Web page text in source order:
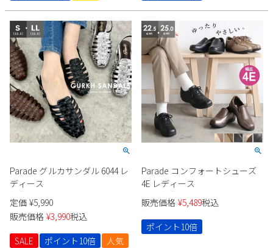
Parade グルカサンダル 6044 レ
ディース
定価 ¥5,990
販売価格 ¥3,990税込
SALE
ポイント10倍 人気
Parade コンフォートシューズ
4E レディース
販売価格 ¥5,489税込
ポイント10倍